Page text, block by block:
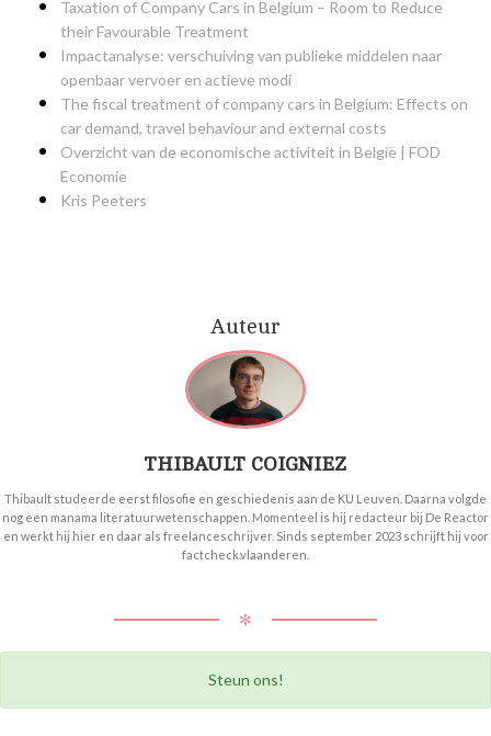
Taxation of Company Cars in Belgium – Room to Reduce
their Favourable Treatment
Impactanalyse: verschuiving van publieke middelen naar
openbaar vervoer en actieve modi
The fiscal treatment of company cars in Belgium: Effects on
car demand, travel behaviour and external costs
Overzicht van de economische activiteit in België | FOD
Economie
Kris Peeters
Auteur
THIBAULT COIGNIEZ
Thibault studeerde eerst filosofie en geschiedenis aan de KU Leuven. Daarna volgde
nog een manama literatuurwetenschappen. Momenteel is hij redacteur bij De Reactor
en werkt hij hier en daar als freelanceschrijver. Sinds september 2023 schrijft hij voor
factcheck.vlaanderen.
✻
Steun ons!